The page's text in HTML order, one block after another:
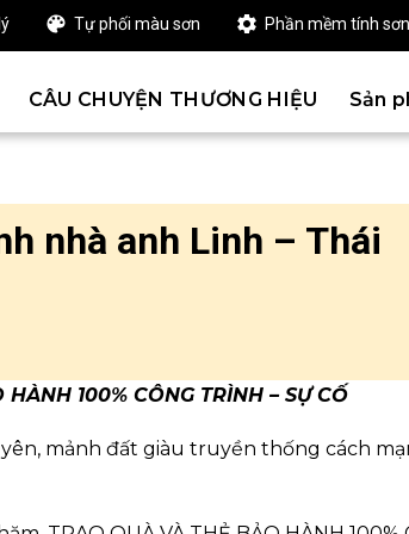
Tự phối màu sơn Phần mềm tính sơn
CÂU CHUYỆN THƯƠNG HIỆU Sản
nhà anh Linh – Thái
100% CÔNG TRÌNH – SỰ CỐ
mảnh đất giàu truyền thống cách